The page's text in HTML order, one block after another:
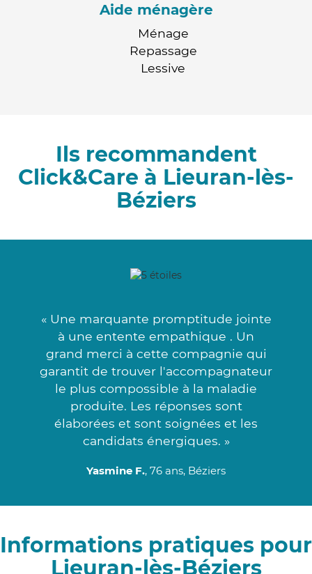
Aide ménagère
Ménage
Repassage
Lessive
Ils recommandent
Click&Care à Lieuran-lès-
Béziers
« Une marquante promptitude jointe
à une entente empathique . Un
grand merci à cette compagnie qui
garantit de trouver l'accompagnateur
le plus compossible à la maladie
produite. Les réponses sont
élaborées et sont soignées et les
candidats énergiques. »
Yasmine F., 76 ans, Béziers
Informations pratiques pour
Lieuran-lès-Béziers